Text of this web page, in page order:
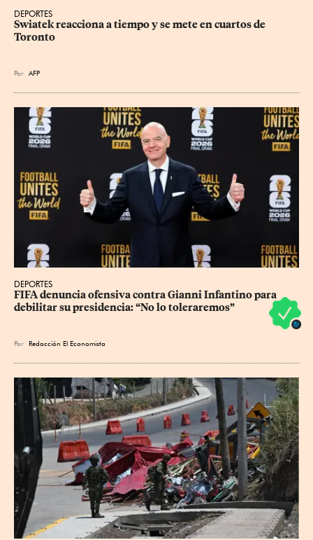
DEPORTES
Swiatek reacciona a tiempo y se mete en cuartos de
Toronto
Por AFP
DEPORTES
FIFA denuncia ofensiva contra Gianni Infantino para
debilitar su presidencia: “No lo toleraremos”
Por Redacción El Economista